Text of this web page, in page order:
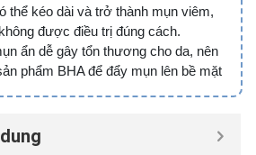
thể kéo dài và trở thành mụn viêm,
được điều trị đúng cách.
ẩn dễ gây tổn thương cho da, nên
phẩm BHA để đẩy mụn lên bề mặt